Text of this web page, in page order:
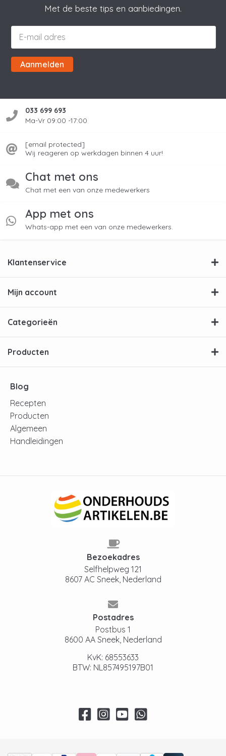
Met de beste tips en aanbiedingen.
Aanmelden
033 699 693
Ma-Vr 09:00 -17:00
[email protected]
Wij reageren op werkdagen binnen 4 uur!
Chat met ons
Chat met een van onze medewerkers
App met ons
Whats-app met een van onze medewerkers.
Klantenservice
Mijn account
Categorieën
Producten
Blog
Recepten
Producten
Algemeen
Handleidingen
Bezoekadres
Selfhelpweg 121
8607 AC Sneek, Nederland
Postadres
Postbus 1
8600 AA Sneek, Nederland
KvK: 68553633
BTW: NL857495197B01